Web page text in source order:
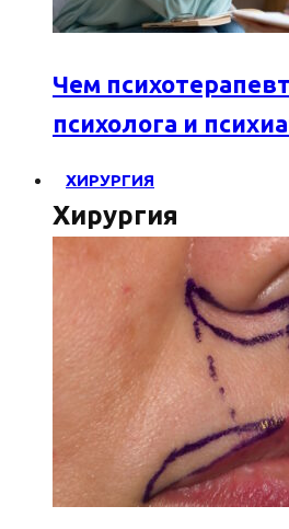
Чем
психолога и
ХИРУРГИЯ
Хирургия